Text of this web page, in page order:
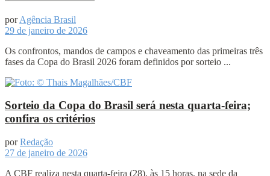
por Agência Brasil
29 de janeiro de 2026
Os confrontos, mandos de campos e chaveamento das primeiras três
fases da Copa do Brasil 2026 foram definidos por sorteio ...
Sorteio da Copa do Brasil será nesta quarta-feira;
confira os critérios
por Redação
27 de janeiro de 2026
A CBF realiza nesta quarta-feira (28), às 15 horas, na sede da